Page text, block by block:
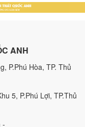
ANH
P.Phú Hòa, TP. Thủ
5, P.Phú Lợi, TP.Thủ
-